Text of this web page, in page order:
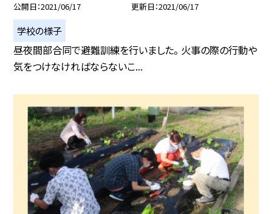
公開日 2021/06/17 更新日 2021/06/17
学校の様子
昼夜間部合同で避難訓練を行いました。 火事の際の行動や
気をつけなければならないこ...